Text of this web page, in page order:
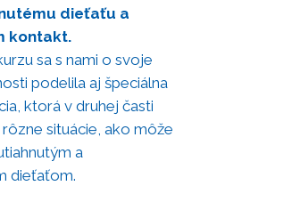
dieťaťu a
kontakt.
sa s nami o svoje
podelila aj špeciálna
ktorá v druhej časti
situácie, ako môže
a
dieťaťom.